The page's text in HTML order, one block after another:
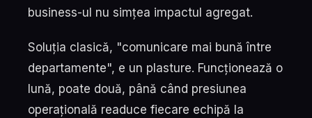
business-ul nu simțea impactul agregat.
Soluția clasică, "comunicare mai bună între
departamente", e un plasture. Funcționează o
lună, poate două, până când presiunea
operațională readuce fiecare echipă la